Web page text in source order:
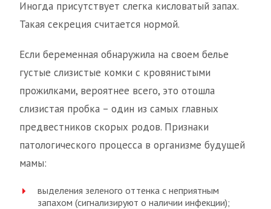
Иногда присутствует слегка кисловатый запах.
Такая секреция считается нормой.
Если беременная обнаружила на своем белье
густые слизистые комки с кровянистыми
прожилками, вероятнее всего, это отошла
слизистая пробка – один из самых главных
предвестников скорых родов. Признаки
патологического процесса в организме будущей
мамы:
выделения зеленого оттенка с неприятным
запахом (сигнализируют о наличии инфекции);